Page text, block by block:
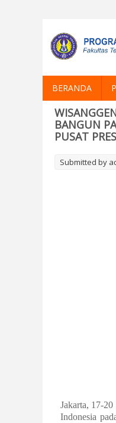
BERANDA
BANGUN
PUSAT
Submitted by
Jakarta, 17-
Indonesia